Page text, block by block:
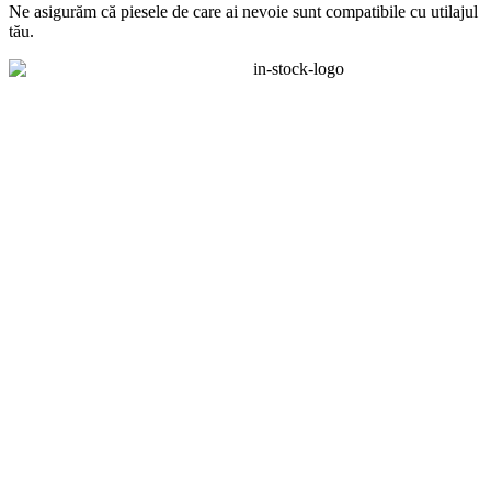
Ne asigurăm că piesele de care ai nevoie sunt compatibile cu utilajul
tău.